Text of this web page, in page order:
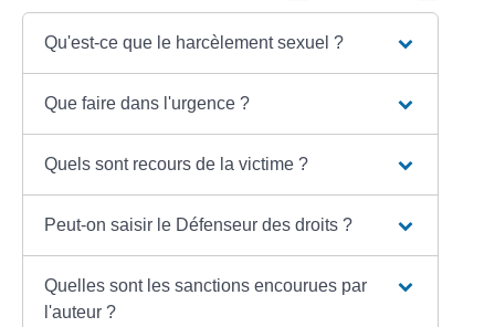
Qu'est-ce que le harcèlement sexuel ?
Que faire dans l'urgence ?
Quels sont recours de la victime ?
Peut-on saisir le Défenseur des droits ?
Quelles sont les sanctions encourues par
l'auteur ?